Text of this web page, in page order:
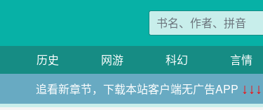
历史 网游 科幻 言情
追看新章节，下载本站客户端无广告APP ↓↓↓